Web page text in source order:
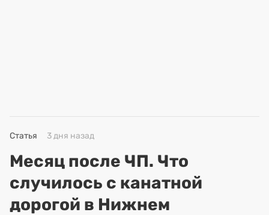
Статья 3 дня назад
Месяц после ЧП. Что
случилось с канатной
дорогой в Нижнем